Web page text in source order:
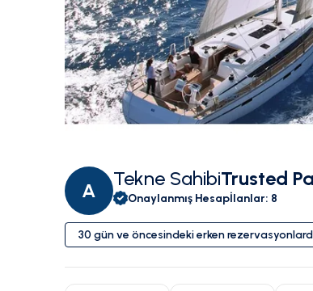
A
Tekne SahibiTrusted
Onaylanmış Hesapİlanlar: 8
30 gün ve öncesindeki erken